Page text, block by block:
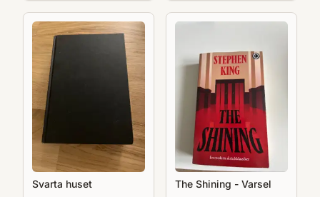
Svarta huset The Shining - Varsel